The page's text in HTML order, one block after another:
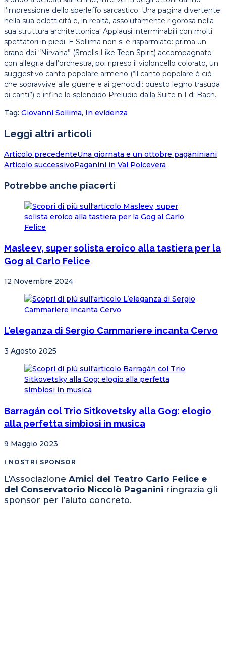
l’impressione dello sberleffo sarcastico. Una pagina divertente
nella sua ecletticità e, in realtà, assolutamente rigorosa nella
sua struttura architettonica. Applausi interminabili con molti
spettatori in piedi. E Sollima non si è risparmiato: prima un
brano dei “Nirvana” (Smells Like Teen Spirit) accompagnato
con allegria dall’orchestra, poi ripreso il violoncello colorato, un
suggestivo canto popolare armeno (“il canto popolare è ciò
che sopravvive alle guerre e ai genocidi: questo legno trasuda
di canti”) e infine lo splendido Preludio dalla Suite n.1 di Bach.
Tag: Giovanni Sollima, In evidenza
Leggi altri articoli
Articolo precedenteUna giornata e un ottobre paganiniani
Articolo successivoPaganini in Val Polcevera
Potrebbe anche piacerti
Masleev, super solista eroico alla tastiera per la
Gog al Carlo Felice
12 Novembre 2024
L’eleganza di Sergio Cammariere incanta Cervo
3 Agosto 2025
Barragán col Trio Sitkovetsky alla Gog: elogio
alla perfetta simbiosi in musica
9 Maggio 2023
I NOSTRI SPONSOR
L’Associazione Amici del Teatro Carlo Felice e
del Conservatorio Niccolò Paganini ringrazia gli
sponsor per l’aiuto concreto.